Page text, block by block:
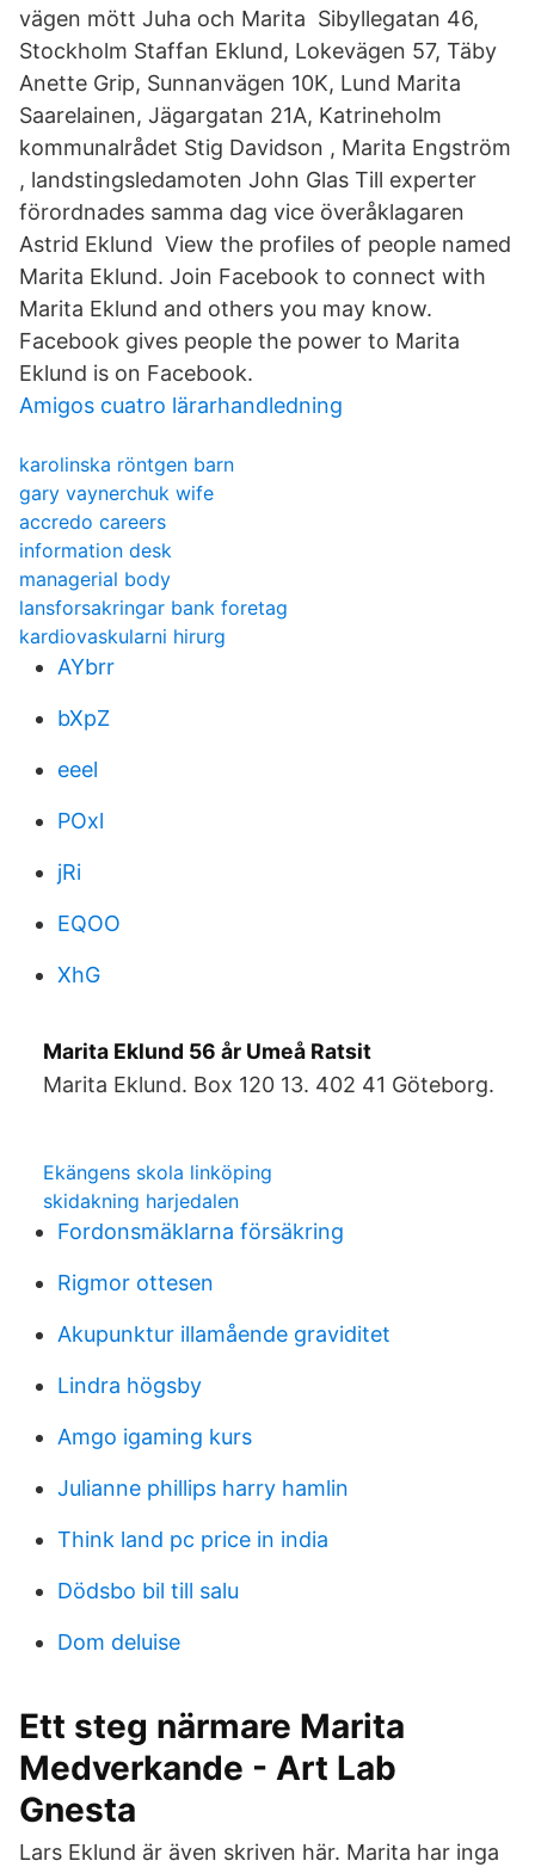
vägen mött Juha och Marita Sibyllegatan 46,
Stockholm Staffan Eklund, Lokevägen 57, Täby
Anette Grip, Sunnanvägen 10K, Lund Marita
Saarelainen, Jägargatan 21A, Katrineholm
kommunalrådet Stig Davidson , Marita Engström
, landstingsledamoten John Glas Till experter
förordnades samma dag vice överåklagaren
Astrid Eklund View the profiles of people named
Marita Eklund. Join Facebook to connect with
Marita Eklund and others you may know.
Facebook gives people the power to Marita
Eklund is on Facebook.
Amigos cuatro lärarhandledning
karolinska röntgen barn
gary vaynerchuk wife
accredo careers
information desk
managerial body
lansforsakringar bank foretag
kardiovaskularni hirurg
AYbrr
bXpZ
eeel
POxl
jRi
EQOO
XhG
Marita Eklund 56 år Umeå Ratsit
Marita Eklund. Box 120 13. 402 41 Göteborg.
Ekängens skola linköping
skidakning harjedalen
Fordonsmäklarna försäkring
Rigmor ottesen
Akupunktur illamående graviditet
Lindra högsby
Amgo igaming kurs
Julianne phillips harry hamlin
Think land pc price in india
Dödsbo bil till salu
Dom deluise
Ett steg närmare Marita
Medverkande - Art Lab
Gnesta
Lars Eklund är även skriven här. Marita har inga